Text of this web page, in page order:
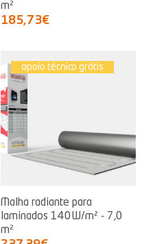
m²
185,73€
apoio técnico grátis
Malha radiante para
laminados 140W/m² - 7,0
m²